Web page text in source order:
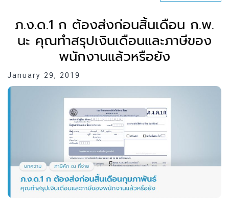
ภ.ง.ด.1 ก ต้องส่งก่อนสิ้นเดือน ก.พ.
นะ คุณทำสรุปเงินเดือนและภาษีของ
พนักงานแล้วหรือยัง
January 29, 2019